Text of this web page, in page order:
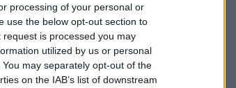
processing of your personal or
use the below opt-out section to
is processed you may
utilized by us or personal
may separately opt-out of the
on the IAB’s list of downstream